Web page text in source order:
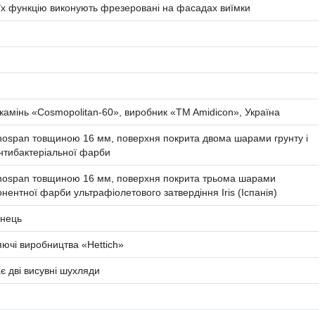
їх функцію виконують фрезеровані на фасадах виїмки
«Cosmopolitan-60», виробник «TM Amidicon», Україна
товщиною 16 мм, поверхня покрита двома шарами грунту і
фарби
товщиною 16 мм, поверхня покрита трьома шарами
фарби ультрафіолетового затвердіння Iris (Іспанія)
виробництва «Hettich»
дві висувні шухляди